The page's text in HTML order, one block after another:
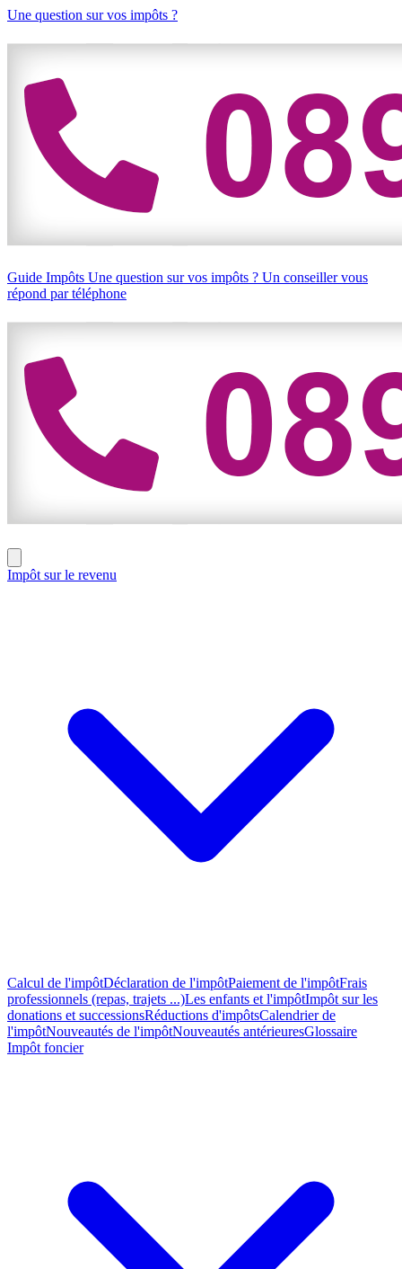
Une question sur vos impôts ?
Guide Impôts Une question sur vos impôts ? Un conseiller vous
répond par téléphone
Impôt sur le revenu
Calcul de l'impôtDéclaration de l'impôtPaiement de l'impôtFrais
professionnels (repas, trajets ...)Les enfants et l'impôtImpôt sur les
donations et successionsRéductions d'impôtsCalendrier de
l'impôtNouveautés de l'impôtNouveautés antérieuresGlossaire
Impôt foncier